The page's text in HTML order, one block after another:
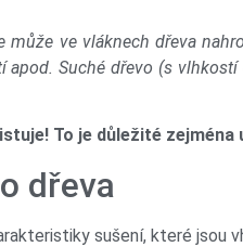
může ve vláknech dřeva
Suché dřevo (s
To je důležité
dřeva
sušení, které jsou